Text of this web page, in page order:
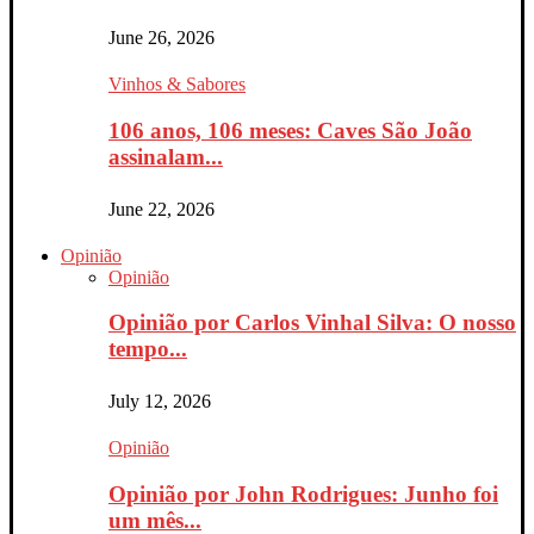
June 26, 2026
Vinhos & Sabores
106 anos, 106 meses: Caves São João
assinalam...
June 22, 2026
Opinião
Opinião
Opinião por Carlos Vinhal Silva: O nosso
tempo...
July 12, 2026
Opinião
Opinião por John Rodrigues: Junho foi
um mês...